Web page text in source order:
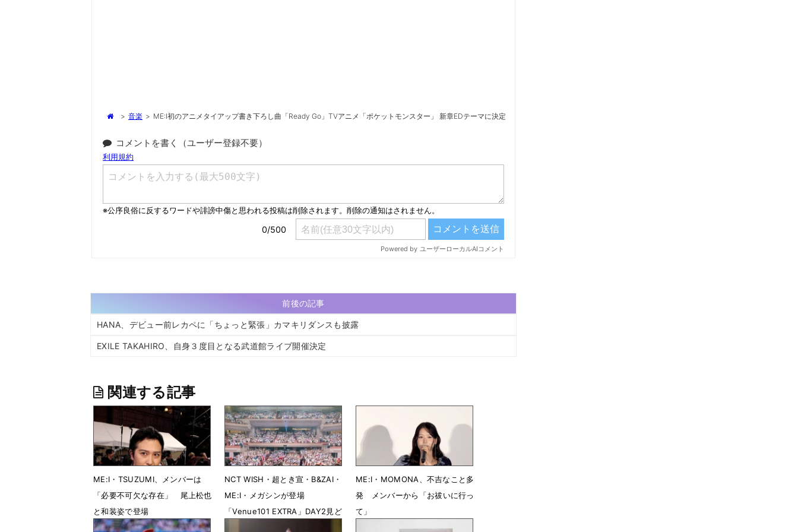
> 音楽 > ME:I初のアニメタイアップ書き下ろし曲「Ready Go」TVアニメ「ポケットモンスター」 新章EDテーマに決定
コメントを書く（ユーザー登録不要）
前後の記事
HANA、デビュー前レカペに「ちょっと緊張」カマキリダンスも披露
EXILE TAKAHIRO、自身３度目となる武道館ライブ開催決定
関連する記事
ME:I・TSUZUMI、メンバーは
「必要不可欠な存在」 尾上松也
と和装姿で登場
7月21日 17時37分
NCT WISH・超とき宣・B&ZAI・
ME:I・メガシンが登場
「Venue101 EXTRA」DAY2見ど
ME:I・MOMONA、不吉なこと多
発 メンバーから「お祓いに行っ
て」
7月10日 08時20分